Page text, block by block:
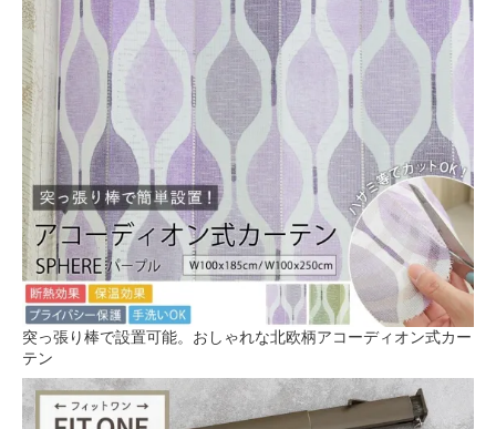
突っ張り棒で設置可能。おしゃれな北欧柄アコーディオン式カー
テン